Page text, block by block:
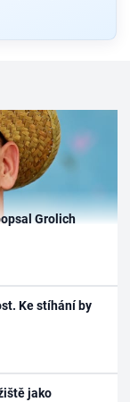
Grolich
Ke stíhání by
jako